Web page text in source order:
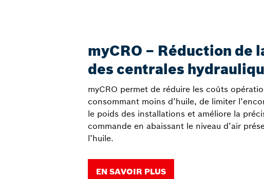
myCRO – Réduction de
des centrales
myCRO permet de réduire les coûts
consommant moins d’huile, de limiter
le poids des installations et améliore la
commande en abaissant le niveau d’air
l’huile.
EN SAVOIR PLUS